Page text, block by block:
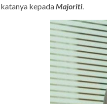
katanya kepadaMajoriti.